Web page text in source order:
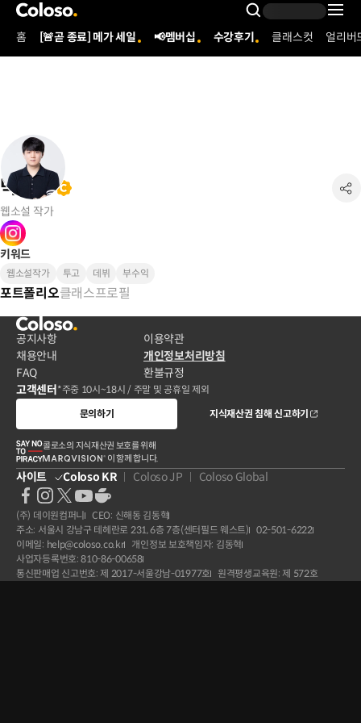
콜로소
Search
Coloso Menu
홈 [🚨곧 종료] 메가 세일 📢멤버십 수강후기 클래스컷 얼리버
박경원
웹소설 작가
키워드
웹소설작가 투고 데뷔 부수익
포트폴리오클래스프로필
공지사항
채용안내
FAQ
이용약관
개인정보처리방침
환불규정
고객센터*주중 10시~18시 / 주말 및 공휴일 제외
문의하기
지식재산권 침해 신고하기
콜로소의 지식재산권 보호를 위해
이 함께 합니다.
사이트 Coloso KR Coloso JP Coloso Global
(주) 데이원컴퍼니
CEO: 신해동 김동혁
주소: 서울시 강남구 테헤란로 231, 6층 7층(센터필드 웨스트)
02-501-6222
이메일: help@coloso.co.kr
개인정보 보호책임자: 김동혁
사업자등록번호: 810-86-00658
통신판매업 신고번호: 제 2017-서울강남-01977호
원격평생교육원: 제 572호